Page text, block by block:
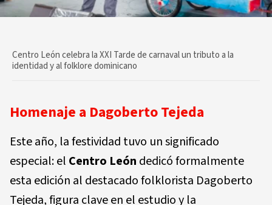
Centro León celebra la XXI Tarde de carnaval un tributo a la
identidad y al folklore dominicano
Homenaje a Dagoberto Tejeda
Este año, la festividad tuvo un significado
especial: el Centro León dedicó formalmente
esta edición al destacadofolklorista Dagoberto
Tejeda, figura clave en el estudio y la